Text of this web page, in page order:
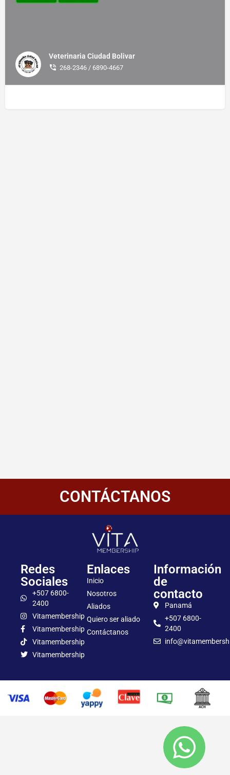
Veterinaria Ciudad Bolivar
268-2346 / 6890-4667
CONTÁCTANOS
Redes
Sociales
+507 6800-
2400
Vitamembership
Vitamembership
Vitamembership
Vitamembership
Enlaces
Inicio
Nosotros
Aliados
Quiero ser aliado
Contáctanos
Información
de
contacto
Panamá
+507 6800-
2400